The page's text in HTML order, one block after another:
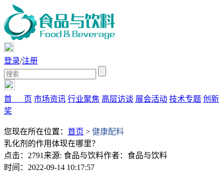
登录/注册
首 页 市场资讯 行业聚焦 高层访谈 展会活动 技术专题 创新
奖
您现在所在位置： 首页 > 健康配料
乳化剂的作用体现在哪里？
点击：2791 来源: 食品与饮料作者：食品与饮料
时间：2022-09-14 10:17:57